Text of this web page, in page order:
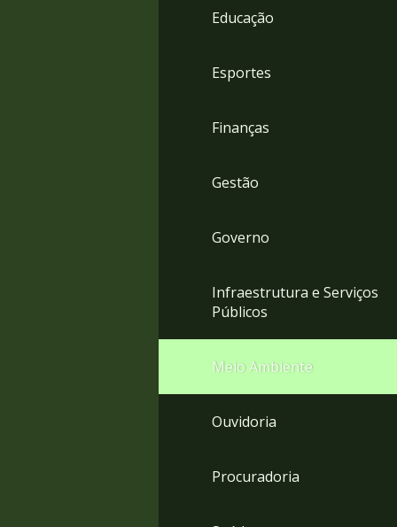
Educação
Esportes
Finanças
Gestão
Governo
Infraestrutura e Serviços
Públicos
Meio Ambiente
Ouvidoria
Procuradoria